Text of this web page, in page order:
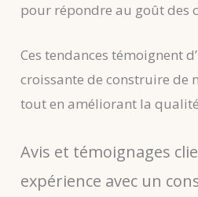
pour répondre au goût des
Ces tendances témoignent
croissante de construire de
tout en améliorant la
Avis et témoignages
expérience avec un